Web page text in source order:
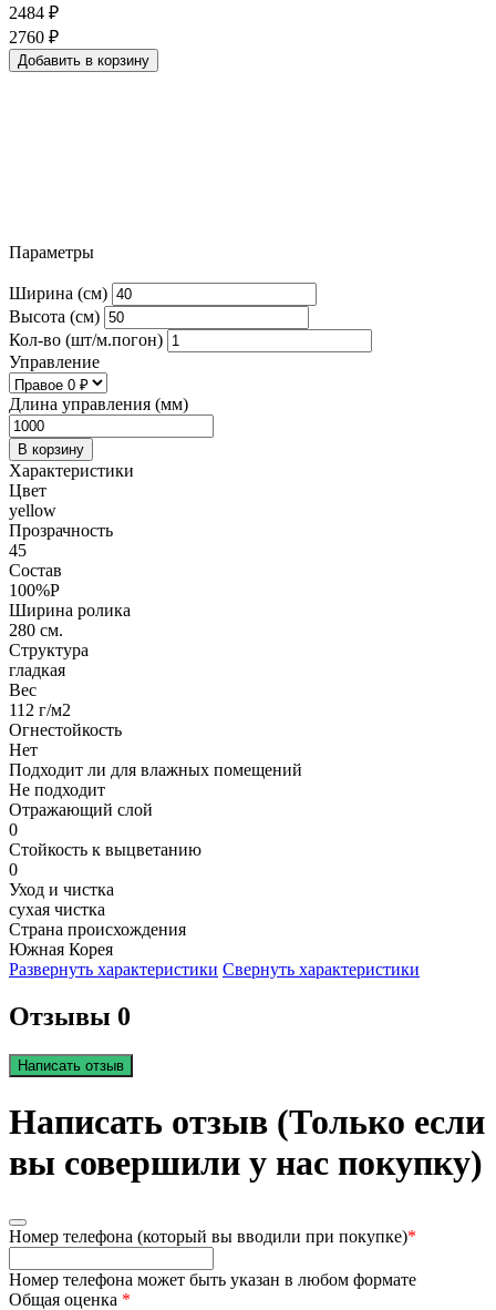
2484 ₽
2760 ₽
Добавить в корзину
Параметры
Ширина (см)
Высота (см)
Кол-во (шт/м.погон)
Управление
Длина управления (мм)
В корзину
Характеристики
Цвет
yellow
Прозрачность
45
Состав
100%P
Ширина ролика
280 см.
Структура
гладкая
Вес
112 г/м2
Огнестойкость
Нет
Подходит ли для влажных помещений
Не подходит
Отражающий слой
0
Стойкость к выцветанию
0
Уход и чистка
сухая чистка
Страна происхождения
Южная Корея
Развернуть характеристики Свернуть характеристики
Отзывы 0
Написать отзыв
Написать отзыв (Только если
вы совершили у нас покупку)
Номер телефона (который вы вводили при покупке)*
Номер телефона может быть указан в любом формате
Общая оценка *